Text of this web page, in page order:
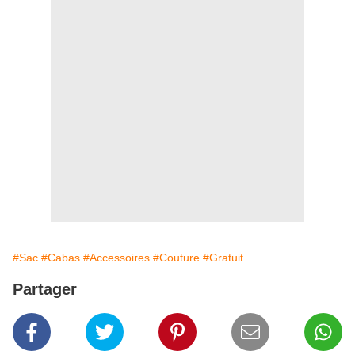
#Sac #Cabas #Accessoires #Couture #Gratuit
Partager